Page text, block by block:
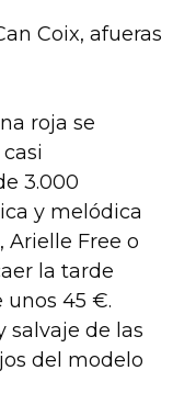
Coix, afueras
roja se
3.000
y melódica
Free o
la tarde
unos 45 €.
salvaje de las
del modelo